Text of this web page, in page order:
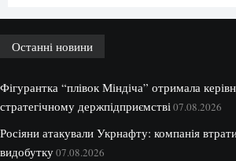
Останні новини
Фігурантка “плівок Міндіча” отримала
стратегічному держпідприємстві07.08.2026
Росіяни атакували Укрнафту: компанія
видобутку07.08.2026